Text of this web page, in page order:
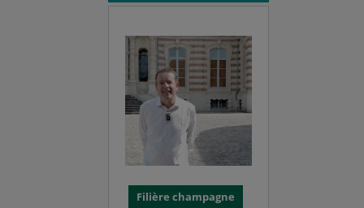
Filière champagne